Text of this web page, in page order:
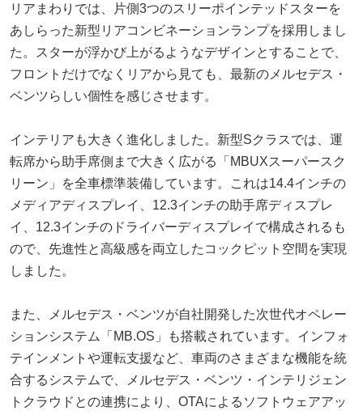
リアまわりでは、片側3つのスリーポインテッドスターを
あしらった新型リアコンビネーションランプを採用しまし
た。スターが浮かび上がるようなデザインとすることで、
フロントだけでなくリアから見ても、最新のメルセデス・
ベンツらしい個性を感じさせます。
インテリアも大きく進化しました。新型Sクラスでは、運
転席から助手席側まで大きく広がる「MBUXスーパースク
リーン」を全車標準装備しています。これは14.4インチの
メディアディスプレイ、12.3インチの助手席ディスプレ
イ、12.3インチのドライバーディスプレイで構成されるも
ので、先進性と高級感を両立したコックピット空間を実現
しました。
また、メルセデス・ベンツが自社開発した次世代オペレー
ションシステム「MB.OS」も搭載されています。インフォ
テインメントや運転支援など、車両のさまざまな機能を統
合するシステムで、メルセデス・ベンツ・インテリジェン
トクラウドとの連携により、OTAによるソフトウェアアッ